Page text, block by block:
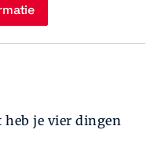
heb je vier dingen